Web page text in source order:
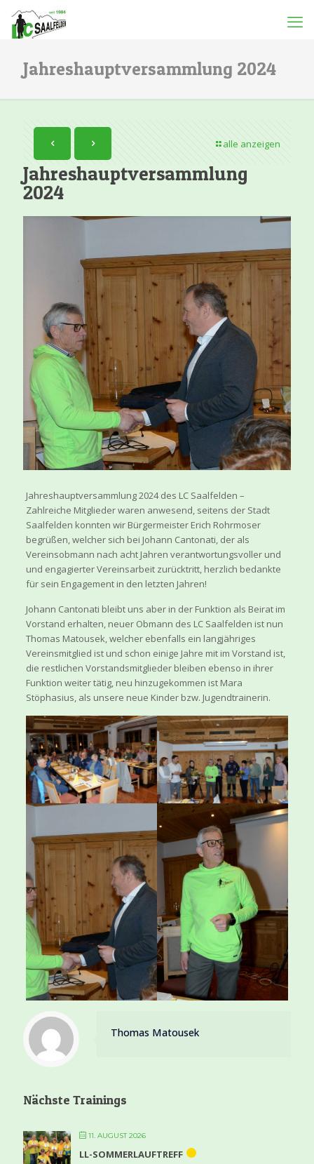
Jahreshauptversammlung 2024
alle anzeigen
Jahreshauptversammlung
2024
Jahreshauptversammlung 2024 des LC Saalfelden –
Zahlreiche Mitglieder waren anwesend, seitens der Stadt
Saalfelden konnten wir Bürgermeister Erich Rohrmoser
begrüßen, welcher sich bei Johann Cantonati, der als
Vereinsobmann nach acht Jahren verantwortungsvoller und
und engagierter Vereinsarbeit zurücktritt, herzlich bedankte
für sein Engagement in den letzten Jahren!
Johann Cantonati bleibt uns aber in der Funktion als Beirat im
Vorstand erhalten, neuer Obmann des LC Saalfelden ist nun
Thomas Matousek, welcher ebenfalls ein langjähriges
Vereinsmitglied ist und schon einige Jahre mit im Vorstand ist,
die restlichen Vorstandsmitglieder bleiben ebenso in ihrer
Funktion weiter tätig, neu hinzugekommen ist Mara
Stöphasius, als unsere neue Kinder bzw. Jugendtrainerin.
Thomas Matousek
Nächste Trainings
11. AUGUST 2026
LL-SOMMERLAUFTREFF